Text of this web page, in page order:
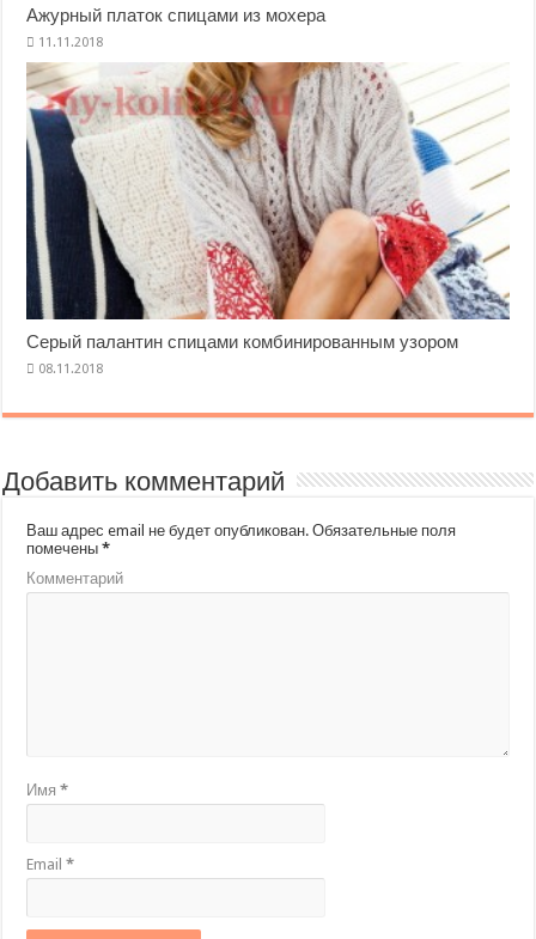
Ажурный платок спицами из мохера
Серый палантин спицами комбинированным узором
Добавить комментарий
Ваш адрес email не будет опубликован. Обязательные поля
помечены*
Комментарий
Имя*
Email*